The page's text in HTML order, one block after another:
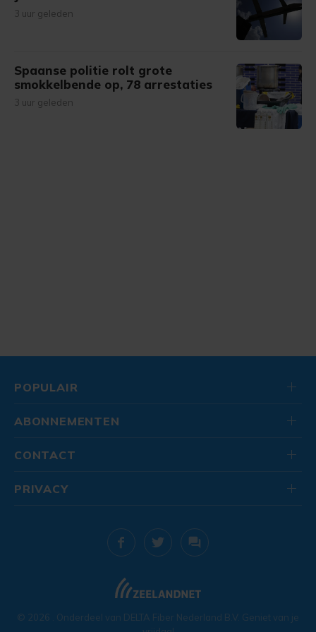
3 uur geleden
Spaanse politie rolt grote
smokkelbende op, 78 arrestaties
3 uur geleden
POPULAIR
ABONNEMENTEN
CONTACT
© 2026 . Onderdeel van DELTA Fiber Nederland B.V. Geniet van je
PRIVACY